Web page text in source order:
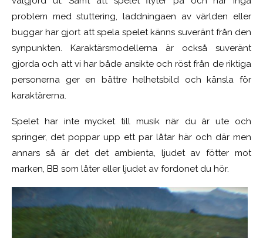
problem med stuttering, laddningaen av världen eller
buggar har gjort att spela spelet känns suveränt från den
synpunkten. Karaktärsmodellerna är också suveränt
gjorda och att vi har både ansikte och röst från de riktiga
personerna ger en bättre helhetsbild och känsla för
karaktärerna.
Spelet har inte mycket till musik när du är ute och
springer, det poppar upp ett par låtar här och där men
annars så är det det ambienta, ljudet av fötter mot
marken, BB som låter eller ljudet av fordonet du hör.